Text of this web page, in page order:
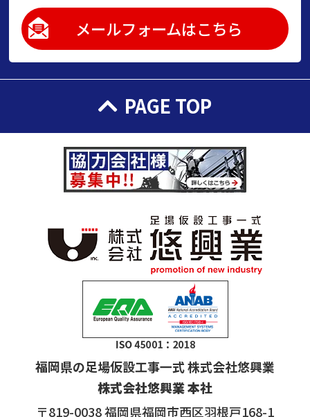
メールフォームはこちら
PAGE TOP
福岡県の足場仮設工事一式 株式会社悠興業
株式会社悠興業 本社
〒819-0038 福岡県福岡市西区羽根戸168-1